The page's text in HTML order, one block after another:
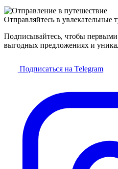
Отправляйтесь в увлекательные
Подписывайтесь, чтобы первыми
выгодных предложениях и
Подписаться на Telegram